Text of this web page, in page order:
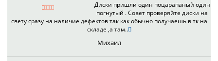
Диски пришли один поцарапаный один
погнутый . Совет проверяйте диски на
свету сразу на наличие дефектов так как обычно получаешь в тк на
складе ,а там..
Михаил